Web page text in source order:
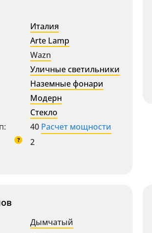
Италия
Arte Lamp
Wazn
Уличные светильники
Наземные фонари
Модерн
Стекло
40 Расчет мощности
? 2
Дымчатый